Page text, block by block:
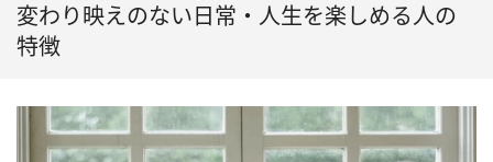
変わり映えのない日常・人生を楽しめる人の
特徴